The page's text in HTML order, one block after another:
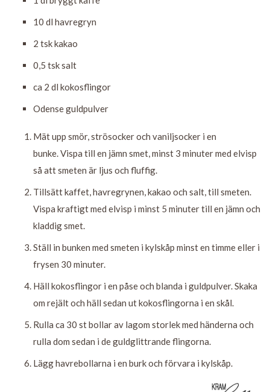
10 dl havregryn
2 tsk kakao
0,5 tsk salt
ca 2 dl kokosflingor
Odense guldpulver
Mät upp smör, strösocker och vaniljsocker i en
bunke. Vispa till en jämn smet, minst 3 minuter med elvisp
så att smeten är ljus och fluffig.
Tillsätt kaffet, havregrynen, kakao och salt, till smeten.
Vispa kraftigt med elvisp i minst 5 minuter till en jämn och
kladdig smet.
Ställ in bunken med smeten i kylskåp minst en timme eller i
frysen 30 minuter.
Häll kokosflingor i en påse och blanda i guldpulver. Skaka
om rejält och häll sedan ut kokosflingorna i en skål.
Rulla ca 30 st bollar av lagom storlek med händerna och
rulla dom sedan i de guldglittrande flingorna.
Lägg havrebollarna i en burk och förvara i kylskåp.